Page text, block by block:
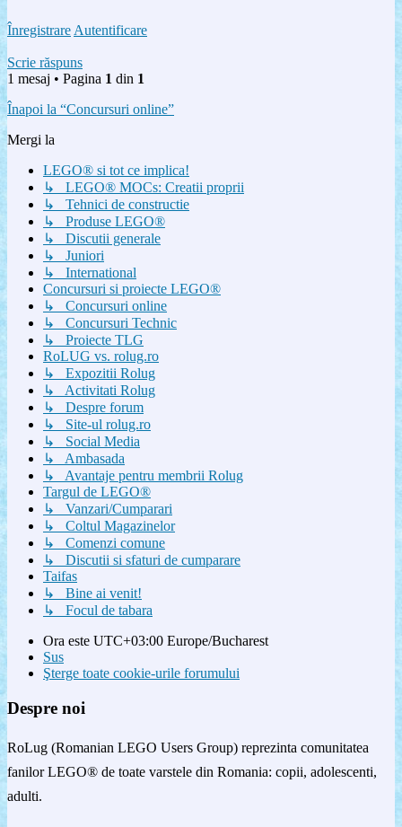
Înregistrare Autentificare
Scrie răspuns
1 mesaj • Pagina 1 din 1
Înapoi la “Concursuri online”
Mergi la
LEGO® si tot ce implica!
↳ LEGO® MOCs: Creatii proprii
↳ Tehnici de constructie
↳ Produse LEGO®
↳ Discutii generale
↳ Juniori
↳ International
Concursuri si proiecte LEGO®
↳ Concursuri online
↳ Concursuri Technic
↳ Proiecte TLG
RoLUG vs. rolug.ro
↳ Expozitii Rolug
↳ Activitati Rolug
↳ Despre forum
↳ Site-ul rolug.ro
↳ Social Media
↳ Ambasada
↳ Avantaje pentru membrii Rolug
Targul de LEGO®
↳ Vanzari/Cumparari
↳ Coltul Magazinelor
↳ Comenzi comune
↳ Discutii si sfaturi de cumparare
Taifas
↳ Bine ai venit!
↳ Focul de tabara
Ora este UTC+03:00 Europe/Bucharest
Sus
Şterge toate cookie-urile forumului
Despre noi
RoLug (Romanian LEGO Users Group) reprezinta comunitatea
fanilor LEGO® de toate varstele din Romania: copii, adolescenti,
adulti.